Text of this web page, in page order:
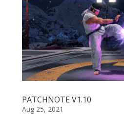
PATCHNOTE V1.10
Aug 25, 2021